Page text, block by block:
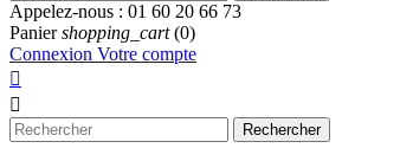
Appelez-nous : 01 60 20 66 73
Panier shopping_cart (0)
Connexion Votre compte


Rechercher